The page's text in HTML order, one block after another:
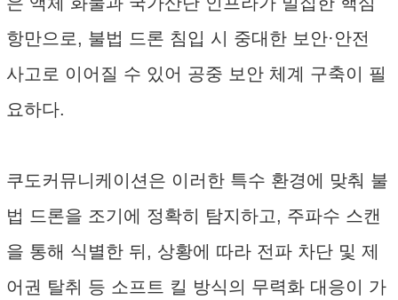
항만으로, 불법 드론 침입 시 중대한 보안·안전
사고로 이어질 수 있어 공중 보안 체계 구축이 필
요하다.
쿠도커뮤니케이션은 이러한 특수 환경에 맞춰 불
법 드론을 조기에 정확히 탐지하고, 주파수 스캔
을 통해 식별한 뒤, 상황에 따라 전파 차단 및 제
어권 탈취 등 소프트 킬 방식의 무력화 대응이 가